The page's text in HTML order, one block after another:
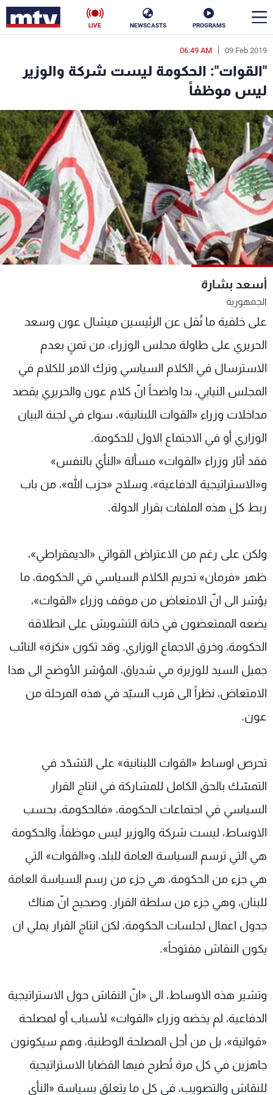
PROGRAMS
NEWSCASTS
LIVE
09 Feb 2019
06:49 AM
"القوات": الحكومة ليست شركة والوزير
ليس موظفاً
أسعد بشارة
الجمهورية
على خلفية ما نُقل عن الرئيسين ميشال عون وسعد
الحريري على طاولة مجلس الوزراء، من تمنٍ بعدم
الاسترسال في الكلام السياسي وترك الامر للكلام في
المجلس النيابي، بدا واضحاً انّ كلام عون والحريري يقصد
مداخلات وزراء «القوات اللبنانية»، سواء في لجنة البيان
الوزاري أو في الاجتماع الاول للحكومة.
فقد أثار وزراء «القوات» مسألة «النأي بالنفس»
و«الاستراتيجية الدفاعية»، وسلاح «حزب الله»، من باب
ربط كل هذه الملفات بقرار الدولة.
ولكن على رغم من الاعتراض القواتي «الديمقراطي»،
ظهر «فرمان» تحريم الكلام السياسي في الحكومة، ما
يؤشر الى انّ الامتعاض من موقف وزراء «القوات»،
يضعه الممتعضون في خانة التشويش على انطلاقة
الحكومة، وخرق الاجماع الوزاري. وقد تكون «نكزة» النائب
جميل السيد للوزيرة مي شدياق، المؤشر الأوضح الى هذا
الامتعاض، نظراً الى قرب السيّد في هذه المرحلة من
عون.
تحرص اوساط «القوات اللبنانية» على التشدّد في
التمسّك بالحق الكامل للمشاركة في انتاج القرار
السياسي في اجتماعات الحكومة، «فالحكومة، بحسب
الاوساط، ليست شركة والوزير ليس موظفاً، والحكومة
هي التي ترسم السياسة العامة للبلد، و«القوات» التي
هي جزء من الحكومة، هي جزء من رسم السياسة العامة
للبنان، وهي جزء من سلطة القرار. وصحيح انّ هناك
جدول اعمال لجلسات الحكومة، لكن انتاج القرار يملي ان
يكون النقاش مفتوحاً».
وتشير هذه الاوساط، الى «انّ النقاش حول الاستراتيجية
الدفاعية، لم يخضه وزراء «القوات» لأسباب أو لمصلحة
«قواتية»، بل من أجل المصلحة الوطنية، وهم سيكونون
جاهزين في كل مرة تُطرح فيها القضايا الاستراتيجية
للنقاش والتصويب، في كل ما يتعلق بسياسة «النأي
en
الأخبار
سياسة ناس
إقتصاد فن
منوعات رياضة
كأس العالم
البرامج
جدول البرامج
شاهد البرامج
الترددات
عن MTV
لاعلاناتكم
وظائف
شروط الإسـتخدام
سياسة الخصوصية